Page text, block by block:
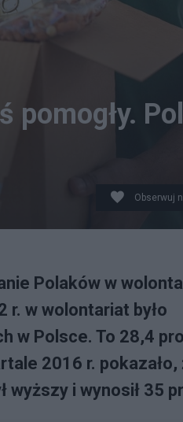
pomogły.
Obserwuj
Polaków w
r. w wolontariat było
w Polsce. To 28,4
2016 r. pokazało,
wyższy i wynosił 35